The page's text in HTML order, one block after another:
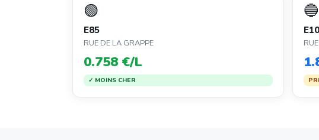
🟢
E85
RUE DE LA GRAPPE
0.758 €/L
✓ MOINS CHER
🔵
E10